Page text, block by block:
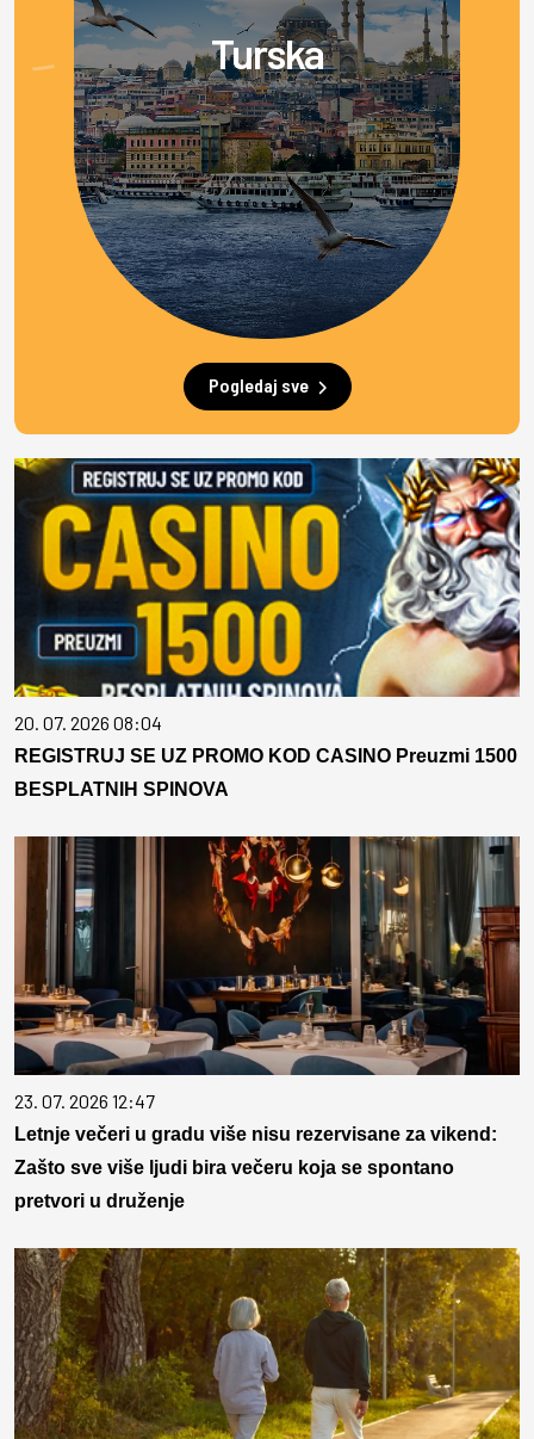
Turska
Pogledaj sve
20. 07. 2026 08:04
REGISTRUJ SE UZ PROMO KOD CASINO Preuzmi 1500
BESPLATNIH SPINOVA
23. 07. 2026 12:47
Letnje večeri u gradu više nisu rezervisane za vikend:
Zašto sve više ljudi bira večeru koja se spontano
pretvori u druženje